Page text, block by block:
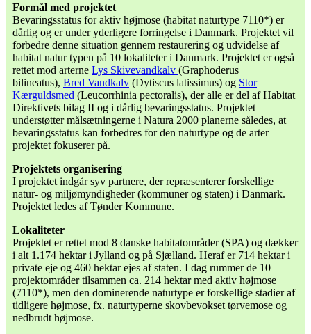
Formål med projektet
Bevaringsstatus for aktiv højmose (habitat naturtype 7110*) er
dårlig og er under yderligere forringelse i Danmark. Projektet vil
forbedre denne situation gennem restaurering og udvidelse af
habitat natur typen på 10 lokaliteter i Danmark. Projektet er også
rettet mod arterne Lys Skivevandkalv (Graphoderus
bilineatus), Bred Vandkalv (Dytiscus latissimus) og Stor
Kærguldsmed (Leucorrhinia pectoralis), der alle er del af Habitat
Direktivets bilag II og i dårlig bevaringsstatus. Projektet
understøtter målsætningerne i Natura 2000 planerne således, at
bevaringsstatus kan forbedres for den naturtype og de arter
projektet fokuserer på.
Projektets organisering
I projektet indgår syv partnere, der repræsenterer forskellige
natur- og miljømyndigheder (kommuner og staten) i Danmark.
Projektet ledes af Tønder Kommune.
Lokaliteter
Projektet er rettet mod 8 danske habitatområder (SPA) og dækker
i alt 1.174 hektar i Jylland og på Sjælland. Heraf er 714 hektar i
private eje og 460 hektar ejes af staten. I dag rummer de 10
projektområder tilsammen ca. 214 hektar med aktiv højmose
(7110*), men den dominerende naturtype er forskellige stadier af
tidligere højmose, fx. naturtyperne skovbevokset tørvemose og
nedbrudt højmose.